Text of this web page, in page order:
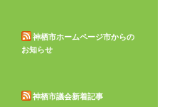
神栖市ホームページ市からの
お知らせ
神栖市議会新着記事